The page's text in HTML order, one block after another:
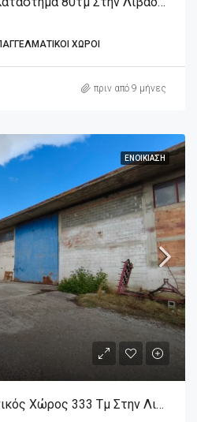
ΧΏΡΟΙ
πριν από 9 μήνες
ΕΝΟΙΚΊΑΣΗ
Ενοικιάζεται Βιομηχανικός Χώρος 333 Τμ Στην Λιβαδειά